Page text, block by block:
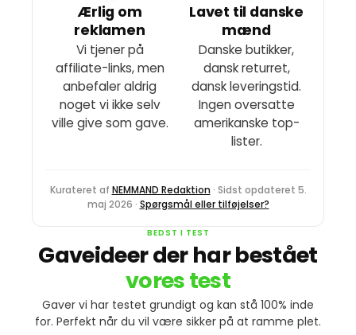
BEDST I TEST
Gaveideer der har bestået
vores test
Gaver vi har testet grundigt og kan stå 100% inde
for. Perfekt når du vil være sikker på at ramme plet.
Ærlig om
reklamen
Vi tjener på
affiliate-links, men
anbefaler aldrig
noget vi ikke selv
ville give som gave.
Lavet til danske
mænd
Danske butikker,
dansk returret,
dansk leveringstid.
Ingen oversatte
amerikanske top-
lister.
Kurateret af NEMMAND Redaktion · Sidst opdateret 5.
maj 2026 · Spørgsmål eller tilføjelser?